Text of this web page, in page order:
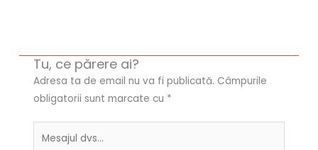
Tu, ce părere ai?
Adresa ta de email nu va fi publicată. Câmpurile
obligatorii sunt marcate cu *